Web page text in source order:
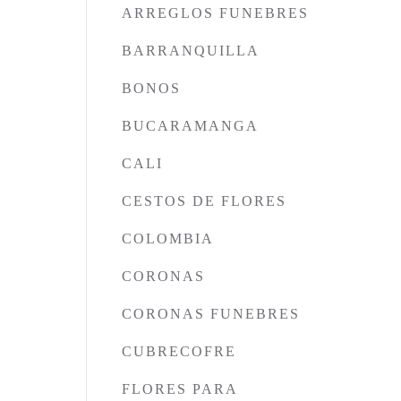
ARREGLOS FUNEBRES
BARRANQUILLA
BONOS
BUCARAMANGA
CALI
CESTOS DE FLORES
COLOMBIA
CORONAS
CORONAS FUNEBRES
CUBRECOFRE
FLORES PARA